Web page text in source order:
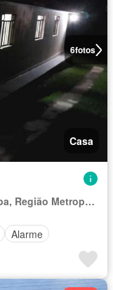
6fotos
Casa
Região Geográfica Imediata de Curitiba, Região Metropolitana de Curitiba
Alarme